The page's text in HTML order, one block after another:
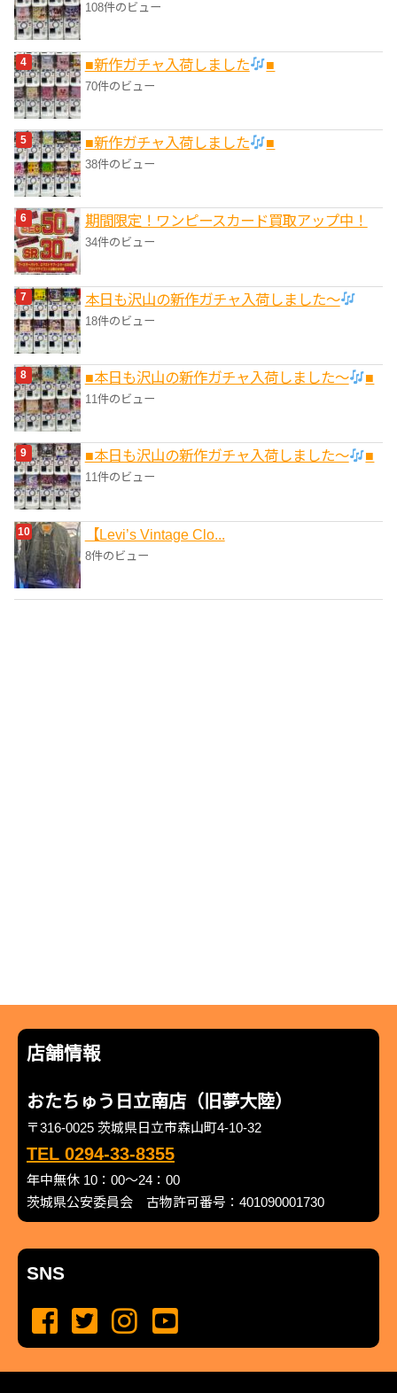
108件のビュー
■新作ガチャ入荷しました ■
70件のビュー
■新作ガチャ入荷しました ■
38件のビュー
期間限定！ワンピースカード買取アップ中！
34件のビュー
本日も沢山の新作ガチャ入荷しました〜
18件のビュー
■本日も沢山の新作ガチャ入荷しました〜 ■
11件のビュー
■本日も沢山の新作ガチャ入荷しました〜 ■
11件のビュー
【Levi’s Vintage Clo...
8件のビュー
店舗情報
おたちゅう日立南店（旧夢大陸）
〒316-0025 茨城県日立市森山町4-10-32
TEL 0294-33-8355
年中無休 10：00～24：00
茨城県公安委員会 古物許可番号：401090001730
SNS